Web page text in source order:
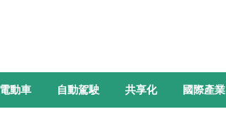
電動車 自動駕駛 共享化 國際產業